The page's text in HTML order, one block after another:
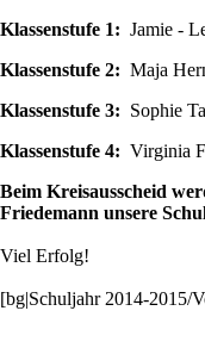
Klassenstufe 1: Jamie -
Klassenstufe 2: Maja
Klassenstufe 3: Sophie
Klassenstufe 4: Virginia
Beim Kreisausscheid
Friedemann unsere
Viel Erfolg!
[bg|Schuljahr 2014-2015/